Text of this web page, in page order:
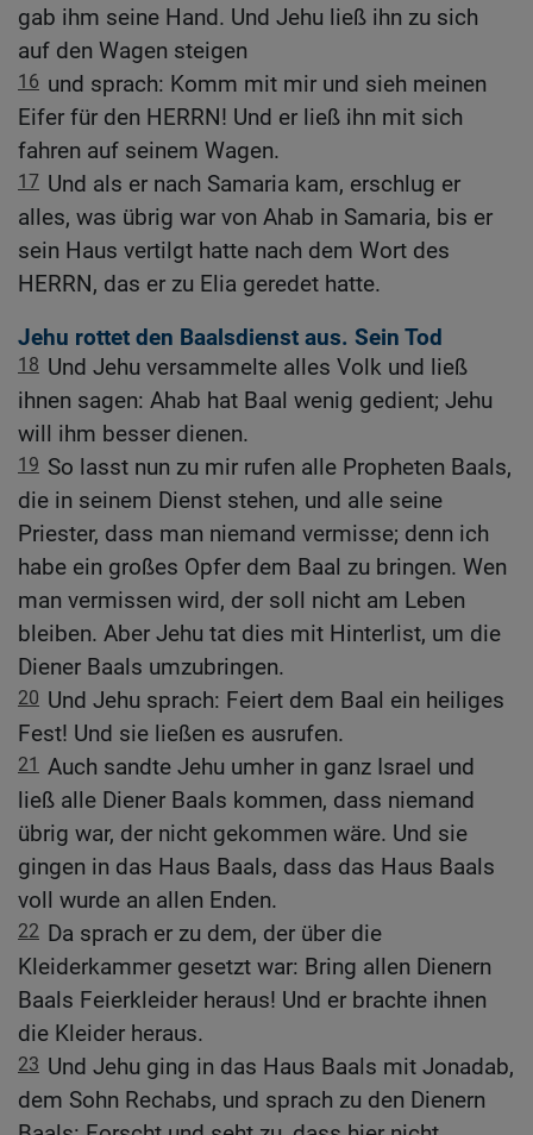
gab ihm seine Hand. Und Jehu ließ ihn zu sich
auf den Wagen steigen
16 und sprach: Komm mit mir und sieh meinen
Eifer für den HERRN! Und er ließ ihn mit sich
fahren auf seinem Wagen.
17 Und als er nach Samaria kam, erschlug er
alles, was übrig war von Ahab in Samaria, bis er
sein Haus vertilgt hatte nach dem Wort des
HERRN, das er zu Elia geredet hatte.
Jehu rottet den Baalsdienst aus. Sein Tod
18 Und Jehu versammelte alles Volk und ließ
ihnen sagen: Ahab hat Baal wenig gedient; Jehu
will ihm besser dienen.
19 So lasst nun zu mir rufen alle Propheten Baals,
die in seinem Dienst stehen, und alle seine
Priester, dass man niemand vermisse; denn ich
habe ein großes Opfer dem Baal zu bringen. Wen
man vermissen wird, der soll nicht am Leben
bleiben. Aber Jehu tat dies mit Hinterlist, um die
Diener Baals umzubringen.
20 Und Jehu sprach: Feiert dem Baal ein heiliges
Fest! Und sie ließen es ausrufen.
21 Auch sandte Jehu umher in ganz Israel und
ließ alle Diener Baals kommen, dass niemand
übrig war, der nicht gekommen wäre. Und sie
gingen in das Haus Baals, dass das Haus Baals
voll wurde an allen Enden.
22 Da sprach er zu dem, der über die
Kleiderkammer gesetzt war: Bring allen Dienern
Baals Feierkleider heraus! Und er brachte ihnen
die Kleider heraus.
23 Und Jehu ging in das Haus Baals mit Jonadab,
dem Sohn Rechabs, und sprach zu den Dienern